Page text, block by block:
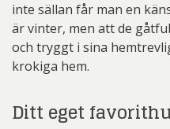
inte sällan får man en
är vinter, men att de
och tryggt i sina
krokiga hem.
Ditt eget